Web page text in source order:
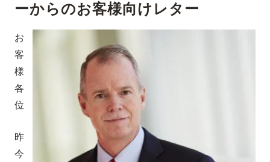
ーからのお客様向けレター
お
客
様
各
位
昨
今